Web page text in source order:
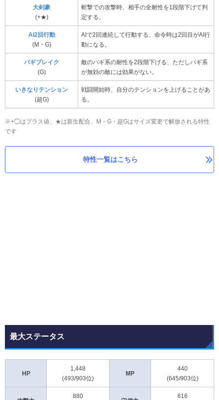
大剣豪
(+★)
斬撃での攻撃時、相手の全耐性を1段階下げて判
定する。
AI2回行動
(M・G)
AIで2回連続して行動する、命令時は2回目がAI行
動になる。
バギブレイク
(G)
敵のバギ系の耐性を2段階下げる、ただしバギ系
が無効の敵には効果がない。
いきなりテンション
(超G)
戦闘開始時、自分のテンションを上げることがあ
る。
※+◯はプラス値、★は新生配合、M・G・超Gはサイズ変更で解放される特性
です
特性一覧はこちら
最大ステータス
HP
1,448
(493/903位)
MP
440
(645/903位)
880
616